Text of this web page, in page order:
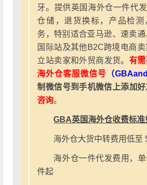
牙。提供英国海外仓一件代
仓储，退货换标，产品检测
务，特别适合亚马逊、速卖
国际站及其他B2C跨境电商
立站卖家和外贸商发货。 有
海外仓客服微信号 （
制微信号到手机微信上添加
咨询。
GBA英国海外仓收费标准
海外仓大货中转费用低至
海外仓一件代发费用，
件起